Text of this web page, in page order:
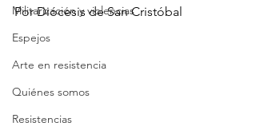
Militarización y violencias
Espejos
Arte en resistencia
Quiénes somos
Resistencias
Por Diócesis de San Cristóbal